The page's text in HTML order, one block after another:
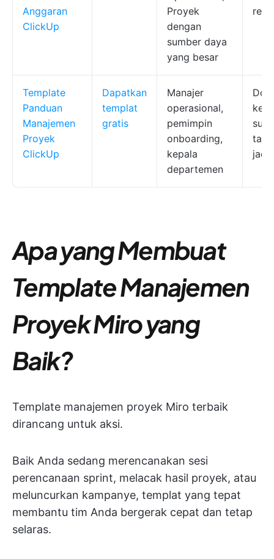
Anggaran
ClickUp
Proyek
dengan
sumber daya
yang besar
Template
Panduan
Manajemen
Proyek
ClickUp
Dapatkan
templat
gratis
Manajer
operasional,
pemimpin
onboarding,
kepala
departemen
Apa yang Membuat
Template Manajemen
Proyek Miro yang
Baik?
Template manajemen proyek Miro terbaik
dirancang untuk aksi.
Baik Anda sedang merencanakan sesi
perencanaan sprint, melacak hasil proyek, atau
meluncurkan kampanye, templat yang tepat
membantu tim Anda bergerak cepat dan tetap
selaras.